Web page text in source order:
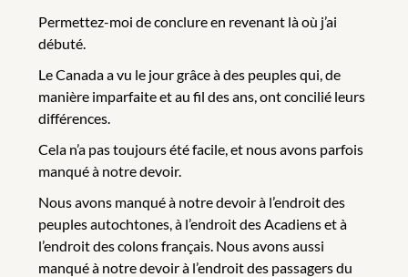
Permettez-moi de conclure en revenant là où j’ai
débuté.
Le Canada a vu le jour grâce à des peuples qui, de
manière imparfaite et au fil des ans, ont concilié leurs
différences.
Cela n’a pas toujours été facile, et nous avons parfois
manqué à notre devoir.
Nous avons manqué à notre devoir à l’endroit des
peuples autochtones, à l’endroit des Acadiens et à
l’endroit des colons français. Nous avons aussi
manqué à notre devoir à l’endroit des passagers du